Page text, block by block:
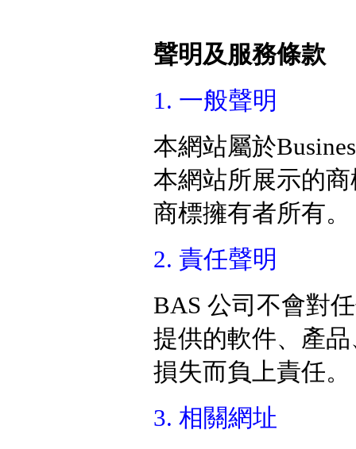
聲明及服務條款
1. 一般聲明
本網站屬於
本網站所展示的
商標擁有者所有。
2. 責任聲明
BAS 公司不會對
提供的軟件、產
損失而負上責任。
3. 相關網址